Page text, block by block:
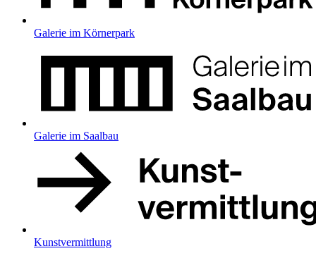
Galerie im Körnerpark
Galerie im Saalbau
Kunstvermittlung